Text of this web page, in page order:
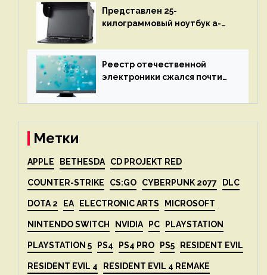
Представлен 25-
килограммовый ноутбук a-
до 3 Тбайт DDR5 и шесть
дисплеев
Реестр отечественной
электроники сжался почти
Метки
APPLE BETHESDA CD PROJEKT RED
COUNTER-STRIKE CS:GO CYBERPUNK 2077 DLC
DOTA 2 EA ELECTRONIC ARTS MICROSOFT
NINTENDO SWITCH NVIDIA PC PLAYSTATION
PLAYSTATION 5 PS4 PS4 PRO PS5 RESIDENT EVIL
RESIDENT EVIL 4 RESIDENT EVIL 4 REMAKE